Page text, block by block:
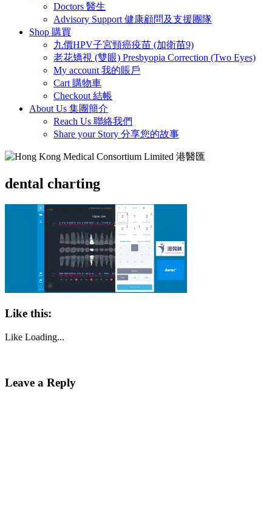
Doctors 醫生
Advisory Support 健康顧問及支援團隊
Shop 購買
九價HPV子宮頸癌疫苗 (加衛苗9)
老花矯視 (雙眼) Presbyopia Correction (Two Eyes)
My account 我的賬戶
Cart 購物車
Checkout 結帳
About Us 集團簡介
Reach Us 聯絡我們
Share your Story 分享您的故事
dental charting
Like this:
Like Loading...
Leave a Reply